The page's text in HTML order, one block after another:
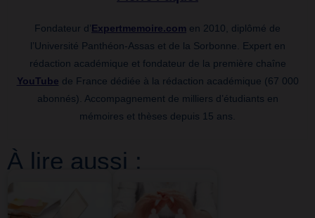
Fondateur d’Expertmemoire.com en 2010, diplômé de
l’Université Panthéon-Assas et de la Sorbonne. Expert en
rédaction académique et fondateur de la première chaîne
YouTube de France dédiée à la rédaction académique (67 000
abonnés). Accompagnement de milliers d’étudiants en
mémoires et thèses depuis 15 ans.
À lire aussi :